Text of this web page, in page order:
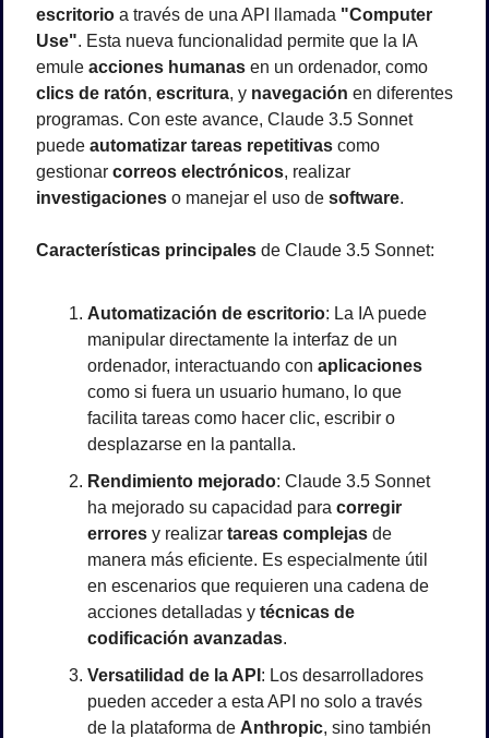
escritorio a través de una API llamada "Computer
Use". Esta nueva funcionalidad permite que la IA
emule acciones humanas
clics de ratón, escritura, y navegación en diferentes
programas. Con este avance, Claude 3.5 Sonnet
puede automatizar tareas repetitivas como
gestionar correos electrónicos
investigaciones o manejar el uso de software.
Características principales de Claude 3.5 Sonnet:
Automatización de escritorio: La IA puede
manipular directamente la interfaz de un
ordenador, interactuando con aplicaciones
como si fuera un usuario humano, lo que
facilita tareas como hacer clic, escribir o
desplazarse en la pantalla.
Rendimiento mejorado: Claude 3.5 Sonnet
ha mejorado su capacidad para corregir
errores y realizar tareas complejas de
manera más eficiente. Es especialmente útil
en escenarios que requieren una cadena de
acciones detalladas y técnicas de
codificación avanzadas.
Versatilidad de la API : Los desarrolladores
pueden acceder a esta API no solo a través
de la plataforma de Anthropic, sino también